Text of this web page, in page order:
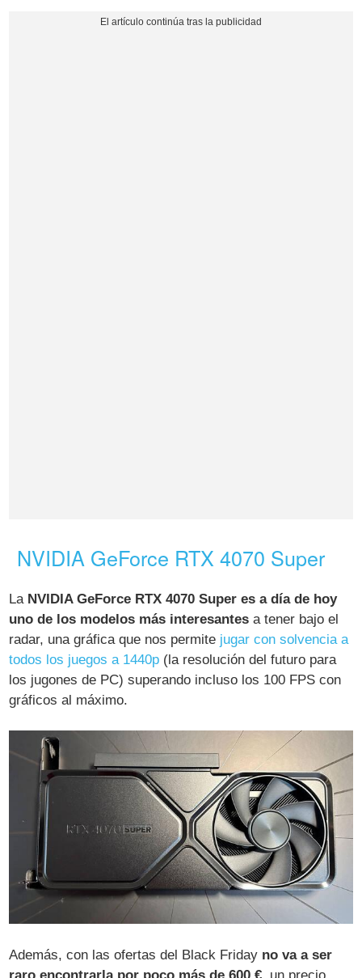
NVIDIA GeForce RTX 4070 Super
La NVIDIA GeForce RTX 4070 Super es a día de hoy
uno de los modelos más interesantes a tener bajo el
radar, una gráfica que nos permite jugar con solvencia a
todos los juegos a 1440p (la resolución del futuro para
los jugones de PC) superando incluso los 100 FPS con
gráficos al máximo.
Además, con las ofertas del Black Friday no va a ser
raro encontrarla por poco más de 600 € , un precio